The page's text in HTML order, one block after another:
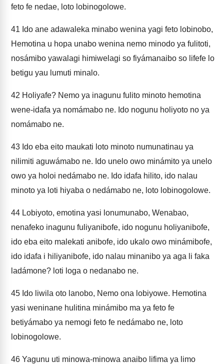
feto fe nedae, loto lobinogolowe.
41 Ido ane adawaleka minabo wenina yagi feto lobinobo,
Hemotina u hopa unabo wenina nemo minodo ya fulitoti,
nosámibo yawalagi himiwelagi so fiyámanaibo so lifefe lo
betigu yau lumuti minalo.
42 Holiyafe? Nemo ya inagunu fulito minoto hemotina
wene-idafa ya nomámabo ne. Ido nogunu holiyoto no ya
nomámabo ne.
43 Ido eba eito maukati loto minoto numunatinau ya
nilimiti aguwámabo ne. Ido unelo owo minámito ya unelo
owo ya holoi nedámabo ne. Ido idafa hilito, ido nalau
minoto ya loti hiyaba o nedámabo ne, loto lobinogolowe.
44 Lobiyoto, emotina yasi lonumunabo, Wenabao,
nenafeko inagunu fuliyanibofe, ido nogunu holiyanibofe,
ido eba eito malekati anibofe, ido ukalo owo minámibofe,
ido idafa i hiliyanibofe, ido nalau minanibo ya aga li faka
ladámone? loti loga o nedanabo ne.
45 Ido liwila oto lanobo, Nemo ona lobiyowe. Hemotina
yasi weninane hulitina minámibo ma ya feto fe
betiyámabo ya nemogi feto fe nedámabo ne, loto
lobinogolowe.
46 Yagunu uti minowa-minowa anaibo lifima ya limo